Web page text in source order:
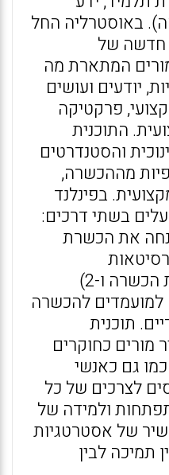
באוסטרליה החל
חדשה של
המתארת מה
יודעים ועושים
פרקטיקה
התוכנית
והסטנדרטים
מההכשרה,
בפינלנד
בשתי דרכים:
את הכשרת
שמתקיימות בהן תוכניות הכשרה ו-2)
למועמדים להכשרה
תוכנית
מורים כחוקרים
גם כאנשי
לצרכים של כל
ולמידה של
של אסטרטגיות
תמיכה לבין